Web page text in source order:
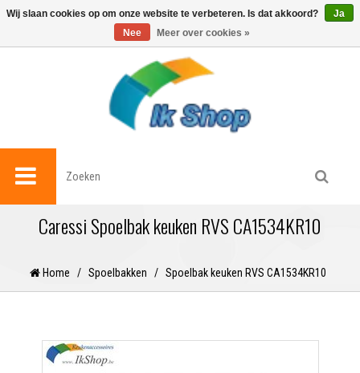
0
Caressi Spoelbak keuken RVS CA1534KR10
Home / Spoelbakken / Spoelbak keuken RVS CA1534KR10
Wij slaan cookies op om onze website te verbeteren. Is dat akkoord?
Ja
Nee
Meer over cookies »